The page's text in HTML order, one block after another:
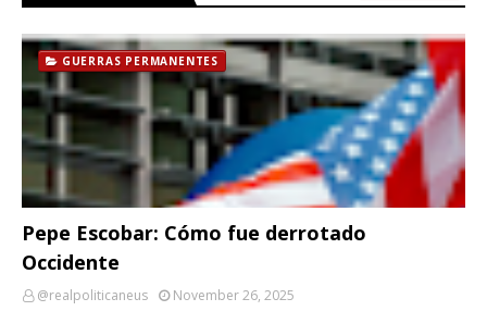
GUERRAS PERMANENTES
Pepe Escobar: Cómo fue derrotado
Occidente
@realpoliticaneus
November 26, 2025